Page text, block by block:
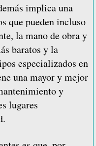
implica una
que pueden incluso
la mano de obra y
baratos y la
especializados en
una mayor y mejor
y
lugares